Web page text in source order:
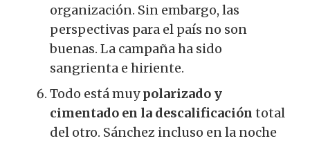
organización. Sin embargo, las
perspectivas para el país no son
buenas. La campaña ha sido
sangrienta e hiriente.
Todo está muypolarizado y
cimentado en la descalificación total
del otro. Sánchez incluso en la noche